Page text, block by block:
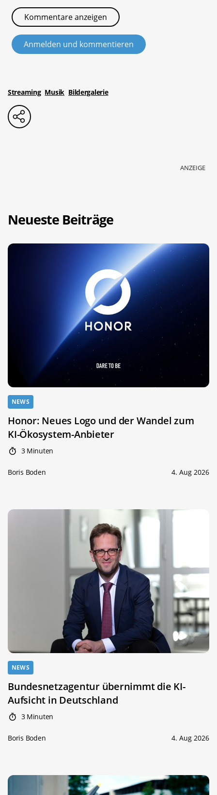
Kommentare anzeigen
Anmelden und kommentieren
Streaming Musik Bildergalerie
ANZEIGE
Neueste Beiträge
NEWS
Honor: Neues Logo und der Wandel zum
KI-Ökosystem-Anbieter
3 Minuten
Boris Boden 4. Aug 2026
NEWS
Bundesnetzagentur übernimmt die KI-
Aufsicht in Deutschland
3 Minuten
Boris Boden 4. Aug 2026